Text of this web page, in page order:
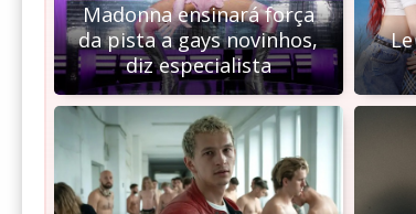
Madonna ensinará força
da pista a gays novinhos,
diz especialista